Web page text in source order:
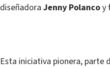
diseñadora Jenny Polancoy
Esta iniciativa pionera, parte